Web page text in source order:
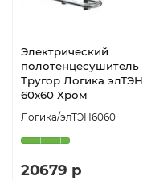
Электрический
полотенцесушитель
Тругор Логика элТЭН
60x60 Хром
Логика/элТЭН6060
20679 р